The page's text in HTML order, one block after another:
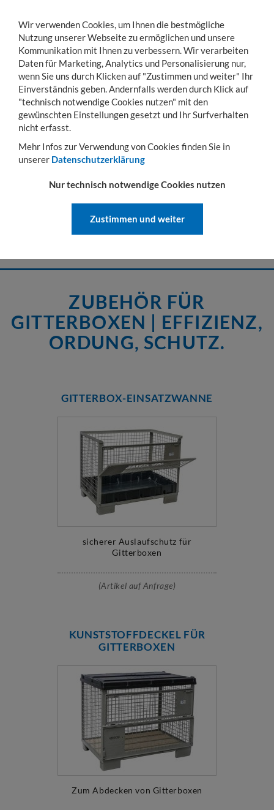
Toggle
navigation
MENÜ KONTO WARENKORB
Sie sind hier: Lager- & Transportgestelle Gitterboxen Zubehör für
ZUBEHÖR FÜR GITTERBOXEN
Zubehör für Gitterboxen: Optimieren &
Erweitern
vielseitigen Zubehör! Ob Trennwände, Fahrgestelle, Abdeckungen
oder Entleervorrichtungen – finden Sie die passenden Ergänzungen,
ZUBEHÖR FÜR
GITTERBOXEN | EFFIZIENZ,
ORDUNG, SCHUTZ.
GITTERBOX-EINSATZWANNE
sicherer Auslaufschutz für
Gitterboxen
(Artikel auf Anfrage)
KUNSTSTOFFDECKEL FÜR
GITTERBOXEN
Zum Abdecken von Gitterboxen
Wir verwenden Cookies, um Ihnen die bestmögliche
Nutzung unserer Webseite zu ermöglichen und unsere
Kommunikation mit Ihnen zu verbessern. Wir verarbeiten
Daten für Marketing, Analytics und Personalisierung nur,
wenn Sie uns durch Klicken auf "Zustimmen und weiter" Ihr
Einverständnis geben. Andernfalls werden durch Klick auf
"technisch notwendige Cookies nutzen" mit den
gewünschten Einstellungen gesetzt und Ihr Surfverhalten
nicht erfasst.
Mehr Infos zur Verwendung von Cookies finden Sie in
unserer Datenschutzerklärung
Nur technisch notwendige Cookies nutzen
Zustimmen und weiter